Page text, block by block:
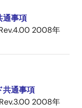
通事項
2008年
共通事項
2008年